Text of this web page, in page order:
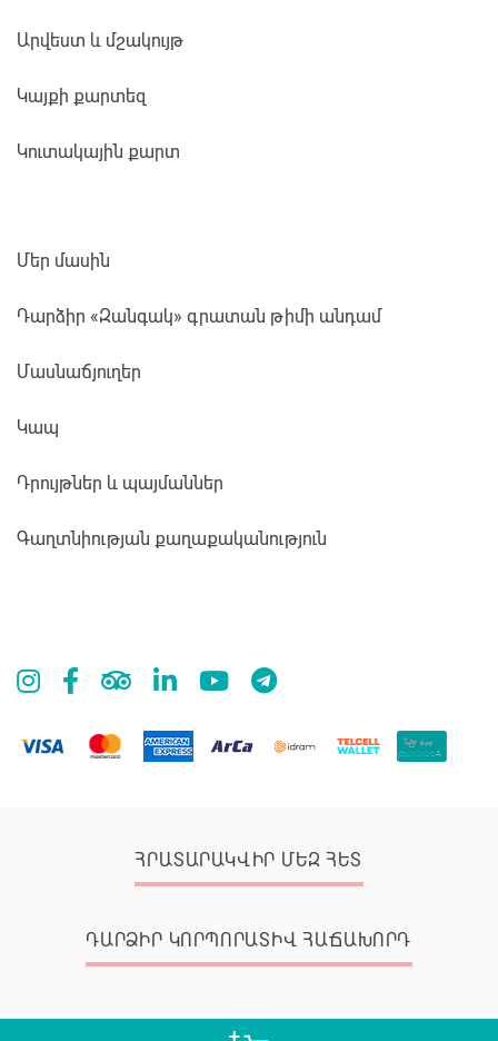
Արվեստ և մշակույթ
Կայքի քարտեզ
Կուտակային քարտ
Մեր մասին
Դարձիր «Զանգակ» գրատան թիմի անդամ
Մասնաճյուղեր
Կապ
Դրույթներ և պայմաններ
Գաղտնիության քաղաքականություն
ՀՐԱՏԱՐԱԿՎԻՐ ՄԵԶ ՀԵՏ
ԴԱՐՁԻՐ ԿՈՐՊՈՐԱՏԻՎ ՀԱՃԱԽՈՐԴ
© 2026 Zangak Bookstore, all rights reserved